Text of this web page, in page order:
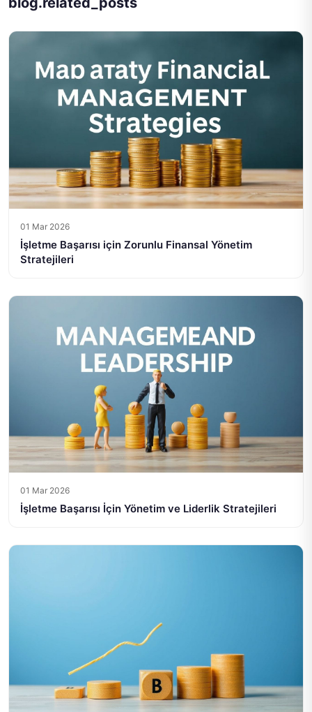
01 Mar 2026
İşletme Başarısı için Zorunlu Finansal Yönetim
Stratejileri
01 Mar 2026
İşletme Başarısı İçin Yönetim ve Liderlik Stratejileri